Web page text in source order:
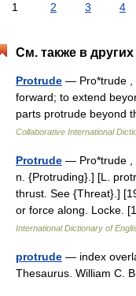
1 2 3 4
См. также в
Protrude — Pro*trude ,
forward; to extend
parts protrude beyond
Collaborative International
Protrude — Pro*trude ,
n. {Protruding}.] [L.
thrust. See {Threat}.]
or force along. Locke.
International Dictionary of
protrude — index
Thesaurus. William C.